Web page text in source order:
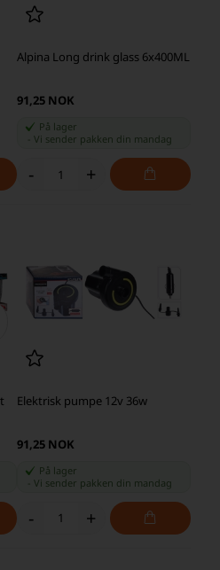
Alpina Long drink glass 6x400ML
91,25 NOK
På lager
Vi sender pakken din mandag
- +
Elektrisk pumpe 12v 36w
91,25 NOK
På lager
Vi sender pakken din mandag
- +